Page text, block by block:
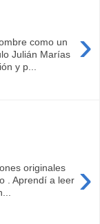
›
como un
Julián Marías
y p...
›
originales
. Aprendí a leer